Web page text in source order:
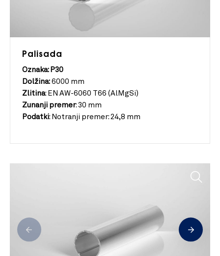
Palisada
Oznaka: P30
Dolžina: 6000 mm
Zlitina: EN AW-6060 T66 (AlMgSi)
Zunanji premer: 30 mm
Podatki: Notranji premer: 24,8 mm